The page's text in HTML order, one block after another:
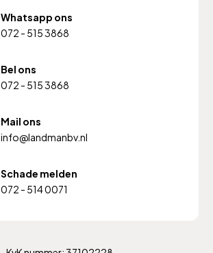
Whatsapp ons
072 - 515 3868
Bel ons
072 - 515 3868
Mail ons
info@landmanbv.nl
Schade melden
072 - 514 0071